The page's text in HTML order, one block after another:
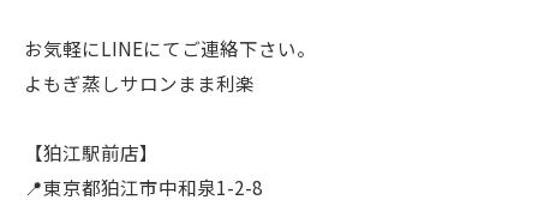
お気軽にLINEにてご連絡下さい。
よもぎ蒸しサロンまま利楽
【狛江駅前店】
📍東京都狛江市中和泉1-2-8